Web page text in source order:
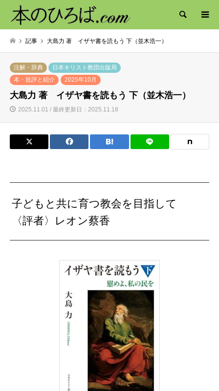
検索
記事 大島力 著 イザヤ書を読もう 下（並木浩一）
注解・辞典
日本キリスト教団出版局
本・批評と紹介
2025年10月
大島力 著 イザヤ書を読もう 下（並木浩一）
2025.11.01 / 最終更新日：2025.11.18
子どもと共に育つ教会を目指して
〈評者〉レオン蔡香